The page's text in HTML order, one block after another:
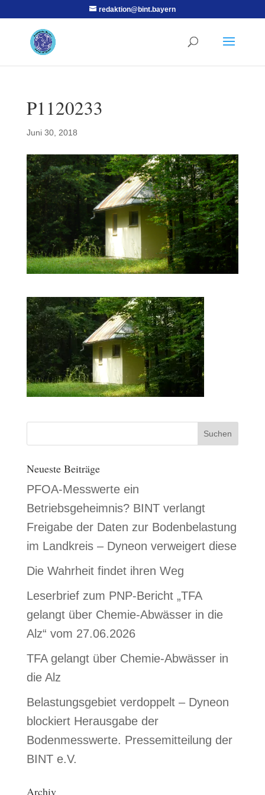
redaktion@bint.bayern
P1120233
Juni 30, 2018
Neueste Beiträge
PFOA-Messwerte ein
Betriebsgeheimnis? BINT verlangt
Freigabe der Daten zur Bodenbelastung
im Landkreis – Dyneon verweigert diese
Die Wahrheit findet ihren Weg
Leserbrief zum PNP-Bericht „TFA
gelangt über Chemie-Abwässer in die
Alz“ vom 27.06.2026
TFA gelangt über Chemie-Abwässer in
die Alz
Belastungsgebiet verdoppelt – Dyneon
blockiert Herausgabe der
Bodenmesswerte. Pressemitteilung der
BINT e.V.
Archiv